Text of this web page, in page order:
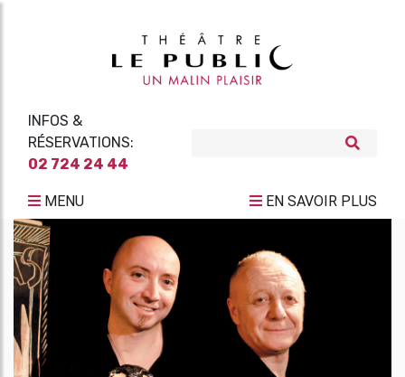
INFOS &
RÉSERVATIONS:
02 724 24 44
MENU EN SAVOIR PLUS